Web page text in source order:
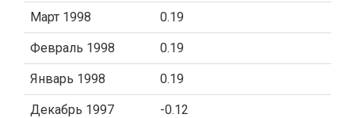
Март 1998 0.19
Февраль 1998 0.19
Январь 1998 0.19
Декабрь 1997 -0.12